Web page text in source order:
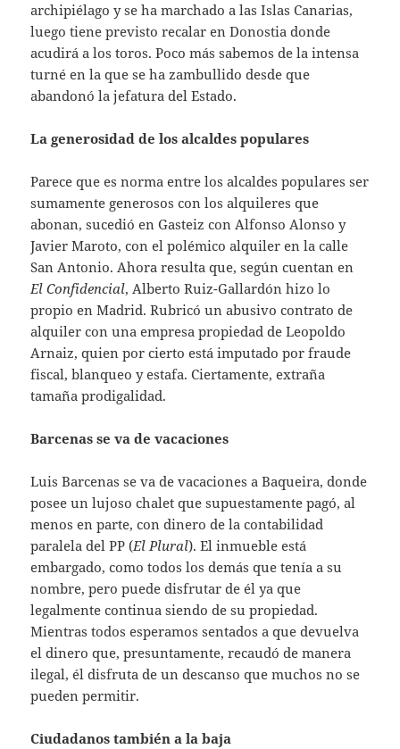
archipiélago y se ha marchado a las Islas Canarias,
luego tiene previsto recalar en Donostia donde
acudirá a los toros. Poco más sabemos de la intensa
turné en la que se ha zambullido desde que
abandonó la jefatura del Estado.
La generosidad de los alcaldes populares
Parece que es norma entre los alcaldes populares ser
sumamente generosos con los alquileres que
abonan, sucedió en Gasteiz con Alfonso Alonso y
Javier Maroto, con el polémico alquiler en la calle
San Antonio. Ahora resulta que, según cuentan en
El Confidencial, Alberto Ruiz-Gallardón hizo lo
propio en Madrid. Rubricó un abusivo contrato de
alquiler con una empresa propiedad de Leopoldo
Arnaiz, quien por cierto está imputado por fraude
fiscal, blanqueo y estafa. Ciertamente, extraña
tamaña prodigalidad.
Barcenas se va de vacaciones
Luis Barcenas se va de vacaciones a Baqueira, donde
posee un lujoso chalet que supuestamente pagó, al
menos en parte, con dinero de la contabilidad
paralela del PP (El Plural). El inmueble está
embargado, como todos los demás que tenía a su
nombre, pero puede disfrutar de él ya que
legalmente continua siendo de su propiedad.
Mientras todos esperamos sentados a que devuelva
el dinero que, presuntamente, recaudó de manera
ilegal, él disfruta de un descanso que muchos no se
pueden permitir.
Ciudadanos también a la baja